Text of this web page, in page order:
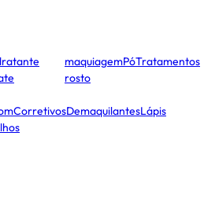
CorretivosDemaquilantesLápis
maquiagemPóTratamentos
rosto